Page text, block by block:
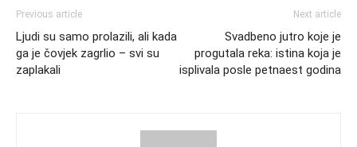
Previous article
Ljudi su samo prolazili, ali kada
ga je čovjek zagrlio – svi su
zaplakali
Next article
Svadbeno jutro koje je
progutala reka: istina koja je
isplivala posle petnaest godina